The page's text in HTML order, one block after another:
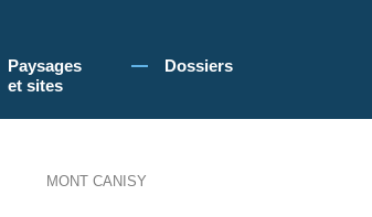
de cookies pour vous proposer une navigation optimale.
Paysages
et sites
Dossiers
MONT CANISY